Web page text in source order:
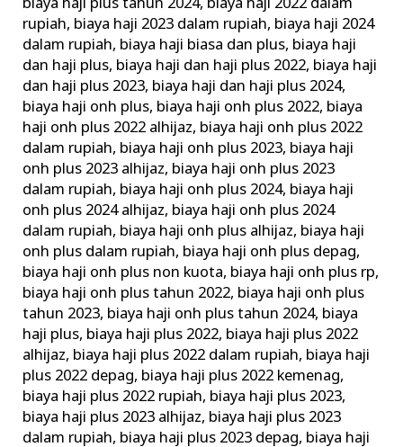
biaya haji plus tahun 2024, biaya haji 2022 dalam
rupiah, biaya haji 2023 dalam rupiah, biaya haji 2024
dalam rupiah, biaya haji biasa dan plus, biaya haji
dan haji plus, biaya haji dan haji plus 2022, biaya haji
dan haji plus 2023, biaya haji dan haji plus 2024,
biaya haji onh plus, biaya haji onh plus 2022, biaya
haji onh plus 2022 alhijaz, biaya haji onh plus 2022
dalam rupiah, biaya haji onh plus 2023, biaya haji
onh plus 2023 alhijaz, biaya haji onh plus 2023
dalam rupiah, biaya haji onh plus 2024, biaya haji
onh plus 2024 alhijaz, biaya haji onh plus 2024
dalam rupiah, biaya haji onh plus alhijaz, biaya haji
onh plus dalam rupiah, biaya haji onh plus depag,
biaya haji onh plus non kuota, biaya haji onh plus rp,
biaya haji onh plus tahun 2022, biaya haji onh plus
tahun 2023, biaya haji onh plus tahun 2024, biaya
haji plus, biaya haji plus 2022, biaya haji plus 2022
alhijaz, biaya haji plus 2022 dalam rupiah, biaya haji
plus 2022 depag, biaya haji plus 2022 kemenag,
biaya haji plus 2022 rupiah, biaya haji plus 2023,
biaya haji plus 2023 alhijaz, biaya haji plus 2023
dalam rupiah, biaya haji plus 2023 depag, biaya haji